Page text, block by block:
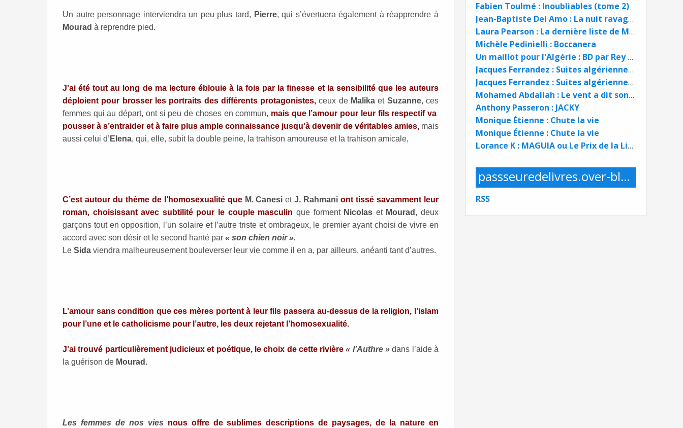
Fabien Toulmé : Inoubliables (tome 2)
Jean-Baptiste Del Amo : La nuit ravagée
Laura Pearson : La dernière liste de Mabel
Michèle Pedinielli : Boccanera
Un maillot pour l'Algérie : BD par Rey / Galic / Kris
Jacques Ferrandez : Suites algériennes (1962 - 2019) Seconde partie
Jacques Ferrandez : Suites algériennes (1962 - 2019) Première partie
Mohamed Abdallah : Le vent a dit son nom
Anthony Passeron : JACKY
Monique Étienne : Chute la vie
Monique Étienne : Chute la vie
Lorance K : MAGUIA ou Le Prix de la Liberté
passseuredelivres.over-blog.com
RSS
Un autre personnage interviendra un peu plus tard, Pierre, qui s’évertuera également à réapprendre à
Mourad à reprendre pied.
J’ai été tout au long de ma lecture éblouie à la fois par la finesse et la sensibilité que les auteurs
déploient pour brosser les portraits des différents protagonistes, ceux de Malika et Suzanne, ces
femmes qui au départ, ont si peu de choses en commun, mais que l’amour pour leur fils respectif va
pousser à s’entraider et à faire plus ample connaissance jusqu’à devenir de véritables amies, mais
aussi celui d’ Elena, qui, elle, subit la double peine, la trahison amoureuse et la trahison amicale,
C’est autour du thème de l’homosexualité que M. Canesi etJ. Rahmani ont tissé savamment leur
roman, choisissant avec subtilité pour le couple masculin que forment Nicolas et Mourad , deux
garçons tout en opposition, l’un solaire et l’autre triste et ombrageux, le premier ayant choisi de vivre en
accord avec son désir et le second hanté par « son chien noir ».
Le Sida viendra malheureusement bouleverser leur vie comme il en a, par ailleurs, anéanti tant d’autres.
L’amour sans condition que ces mères portent à leur fils passera au-dessus de la religion, l’islam
pour l’une et le catholicisme pour l’autre, les deux rejetant l’homosexualité.
J’ai trouvé particulièrement judicieux et poétique, le choix de cette rivière « l’Authre » dans l’aide à
la guérison de Mourad.
Les femmes de nos vies nous offre de sublimes descriptions de paysages, de la nature en